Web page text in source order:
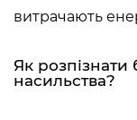
витрачають
Як розпізнати
насильства?